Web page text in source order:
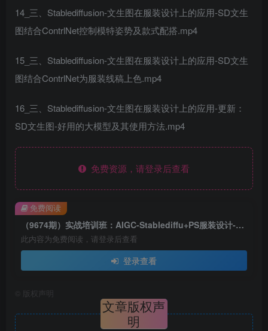
14_三、Stablediffusion-文生图在服装设计上的应用-SD文生
图结合ContrlNet控制模特姿势及款式配搭.mp4
15_三、Stablediffusion-文生图在服装设计上的应用-SD文生
图结合ContrlNet为服装线稿上色.mp4
16_三、Stablediffusion-文生图在服装设计上的应用-更新：
SD文生图-好用的大模型及其使用方法.mp4
免费资源，请登录后查看
（9674期）实战培训班：AIGC-Stablediffu+PS服装设计-服装设计师的人工智能课（16节）
此内容为免费阅读，请登录后查看
登录查看
免费阅读
版权声明
文章版权声
明